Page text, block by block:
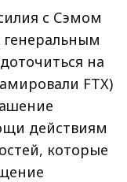
с Сэмом
на
FTX)
действиям
которые